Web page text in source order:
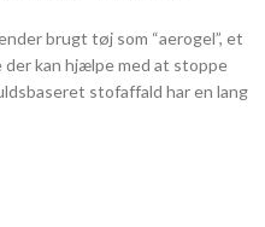
brugt tøj som “aerogel”, et
der kan hjælpe med at stoppe
stofaffald har en lang